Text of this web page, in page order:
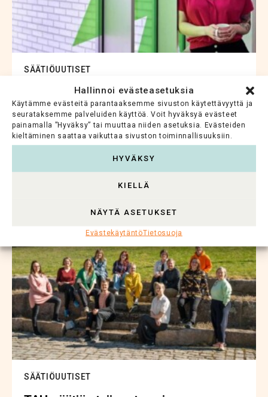
Hallinnoi evästeasetuksia
Käytämme evästeitä parantaaksemme sivuston käytettävyyttä ja
seurataksemme palveluiden käyttöä. Voit hyväksyä evästeet
painamalla ”Hyväksy” tai muuttaa niiden asetuksia. Evästeiden
kieltäminen saattaa vaikuttaa sivuston toiminnallisuuksiin.
HYVÄKSY
KIELLÄ
NÄYTÄ ASETUKSET
EvästekäytäntöTietosuoja
SÄÄTIÖUUTISET
Voimakas immuunivaste voi kertoa
ärhäkästä rintasyövästä
Uusi suomalaistutkimus auttaa tunnistamaan
SÄÄTIÖUUTISET